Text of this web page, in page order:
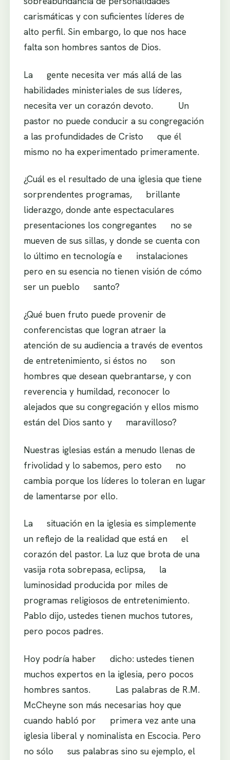
carismáticas y con suficientes líderes de
alto perfil. Sin embargo, lo que nos hace
falta son hombres santos de Dios.
La gente necesita ver más allá de las
habilidades ministeriales de sus líderes,
necesita ver un corazón devoto. Un
pastor no puede conducir a su congregación
a las profundidades de Cristo que él
mismo no ha experimentado primeramente.
¿Cuál es el resultado de una iglesia que tiene
sorprendentes programas, brillante
liderazgo, donde ante espectaculares
presentaciones los congregantes no se
mueven de sus sillas, y donde se cuenta con
lo último en tecnología e instalaciones
pero en su esencia no tienen visión de cómo
ser un pueblo santo?
¿Qué buen fruto puede provenir de
conferencistas que logran atraer la
atención de su audiencia a través de eventos
de entretenimiento, si éstos no son
hombres que desean quebrantarse, y con
reverencia y humildad, reconocer lo
alejados que su congregación y ellos mismo
están del Dios santo y maravilloso?
Nuestras iglesias están a menudo llenas de
frivolidad y lo sabemos, pero esto no
cambia porque los líderes lo toleran en lugar
de lamentarse por ello.
La situación en la iglesia es simplemente
un reflejo de la realidad que está en el
corazón del pastor. La luz que brota de una
vasija rota sobrepasa, eclipsa, la
luminosidad producida por miles de
programas religiosos de entretenimiento.
Pablo dijo, ustedes tienen muchos tutores,
pero pocos padres.
Hoy podría haber dicho: ustedes tienen
muchos expertos en la iglesia, pero pocos
hombres santos. Las palabras de R.M.
McCheyne son más necesarias hoy que
cuando habló por primera vez ante una
iglesia liberal y nominalista en Escocia. Pero
no sólo sus palabras sino su ejemplo, el